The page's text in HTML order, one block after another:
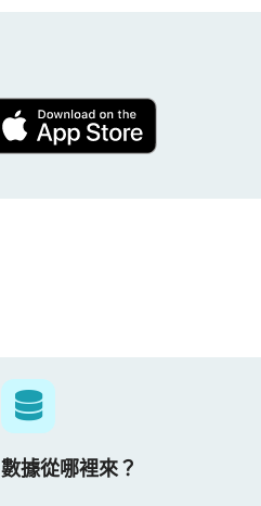
數據從哪裡來？